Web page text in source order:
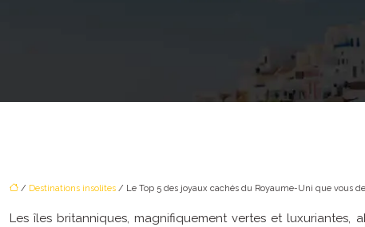
/ Destinations insolites / Le Top 5 des joyaux cachés du Royaume-Uni que vous
Les îles britanniques, magnifiquement vertes et